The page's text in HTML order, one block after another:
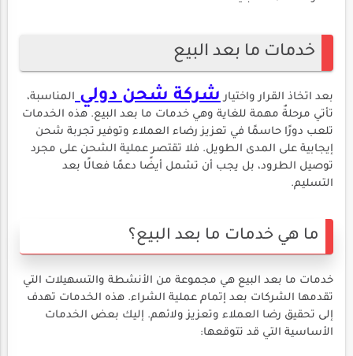
خدمات ما بعد البيع
بعد اتخاذ القرار واختيارشركة شحن دوليالمناسبة،
تأتي مرحلةٌ مهمة للغاية وهي خدمات ما بعد البيع. هذه الخدمات
تلعب دورًا حاسمًا في تعزيز رضاء العملاء وتوفير تجربة شحن
إيجابية على المدى الطويل. فلا تقتصر عملية الشحن على مجرد
توصيل الطرود، بل يجب أن تشمل أيضًا دعمًا فعالًا بعد
التسليم.
ما هي خدمات ما بعد البيع؟
خدمات ما بعد البيع هي مجموعة من الأنشطة والتسهيلات التي
تقدمها الشركات بعد إتمام عملية الشراء. هذه الخدمات تهدف
إلى تحقيق رضا العملاء وتعزيز ولائهم. إليك بعض الخدمات
الأساسية التي قد تتوقعها: